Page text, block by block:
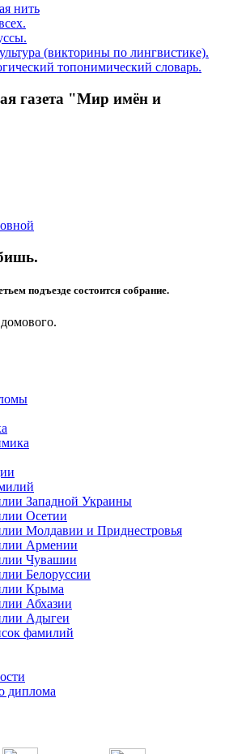
нить
(викторины по лингвистике).
топонимический словарь.
газета "Мир имён и
подъезде состоится собрание.
Западной Украины
Осетии
Молдавии и Приднестровья
Армении
Чувашии
Белоруссии
Крыма
Абхазии
Адыгеи
фамилий
диплома